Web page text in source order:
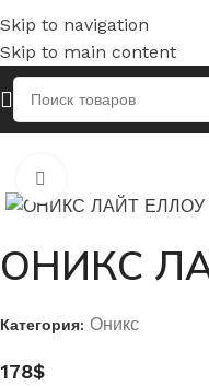
Skip to navigation
Skip to main content
Главная Оникс
ОНИКС
Категория: Оникс
178$